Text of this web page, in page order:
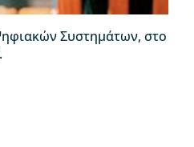
Συστημάτων, στο